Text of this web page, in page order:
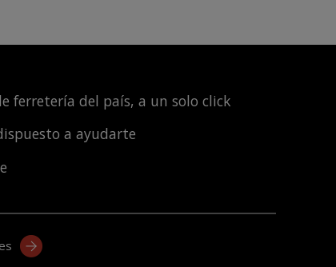
ferretería del país, a un solo click
a ayudarte